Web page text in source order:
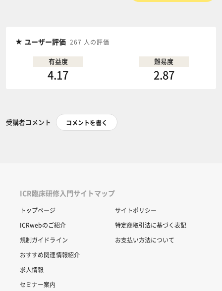
ユーザー評価 267 人の評価
有益度
4.17
難易度
2.87
受講者コメント コメントを書く
ICR臨床研修入門サイトマップ
トップページ
ICRwebのご紹介
規制ガイドライン
おすすめ関連情報紹介
求人情報
セミナー案内
サイトポリシー
特定商取引法に基づく表記
お支払い方法について